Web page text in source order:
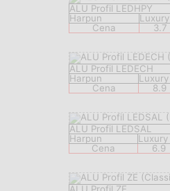
ALU Profil LEDHPY
Harpun
Luxury
Cena
3.7
ALU Profil LEDECH
Harpun
Luxury
Cena
8.9
ALU Profil LEDSAL
Harpun
Luxury
Cena
6.9